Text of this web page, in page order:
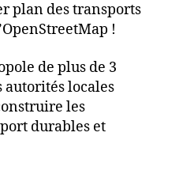
plan des transports
!
de plus de 3
locales
les
durables et